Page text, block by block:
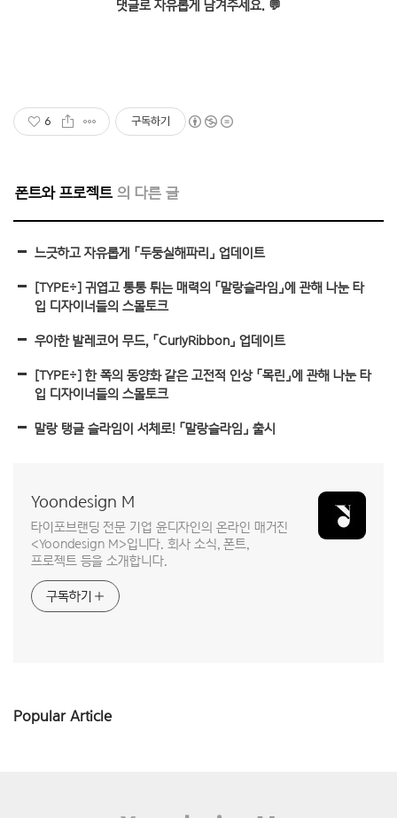
댓글로 자유롭게 남겨주세요. 💬
6 구독하기
폰트와 프로젝트
느긋하고 자유롭게 「두둥실해파리」 업데이트
[TYPE÷] 귀엽고 통통 튀는 매력의 「말랑슬라임」에 관해 나눈 타
입 디자이너들의 스몰토크
우아한 발레코어 무드, 「CurlyRibbon」 업데이트
[TYPE÷] 한 폭의 동양화 같은 고전적 인상 「목린」에 관해 나눈 타
입 디자이너들의 스몰토크
말랑 탱글 슬라임이 서체로! 「말랑슬라임」 출시
Yoondesign M
타이포브랜딩 전문 기업 윤디자인의 온라인 매거진
<Yoondesign M>입니다. 회사 소식, 폰트,
프로젝트 등을 소개합니다.
구독하기
Popular Article